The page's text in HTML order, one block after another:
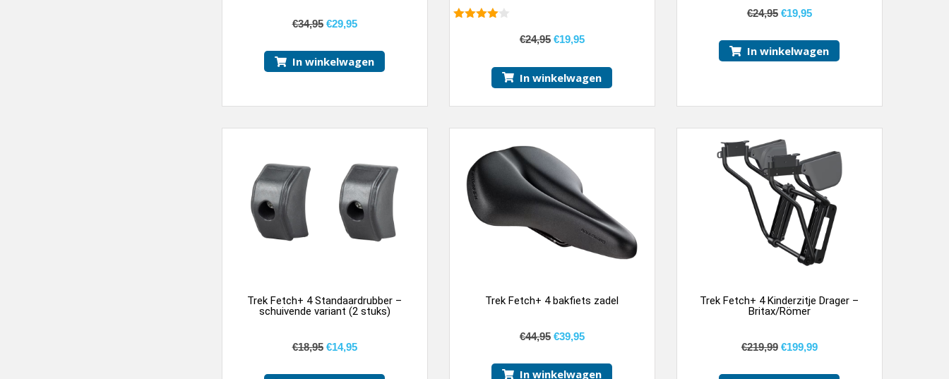
€34,95 €29,95
In winkelwagen
€24,95 €19,95
In winkelwagen
€24,95 €19,95
In winkelwagen
Trek Fetch+ 4 Standaardrubber –
schuivende variant (2 stuks)
€18,95 €14,95
Trek Fetch+ 4 bakfiets zadel
€44,95 €39,95
In winkelwagen
Trek Fetch+ 4 Kinderzitje Drager –
Britax/Römer
€219,99 €199,99